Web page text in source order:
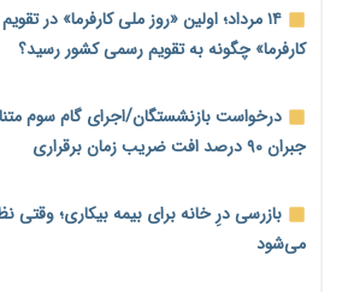
خانه کارگر قزوین: شکاف دستمزد و
می‌شود
رئیس سازمان امور مالیاتی: بلاگرهای
مالیات هستند
کاهش می‌یابد
۱۴ مرداد؛ اولین «روز ملی کارفرما» در
کارفرما» چگونه به تقویم رسمی کشور رسید؟
درخواست بازنشستگان/اجرای گام سوم
جبران ۹۰ درصد افت ضریب زمان برقراری
بازرسی درِ خانه برای بیمه بیکاری؛ وقتی
می‌شود